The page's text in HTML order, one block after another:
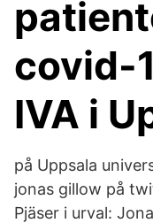
covid-
IVA i
på Uppsala
jonas gillow på
Pjäser i urval: